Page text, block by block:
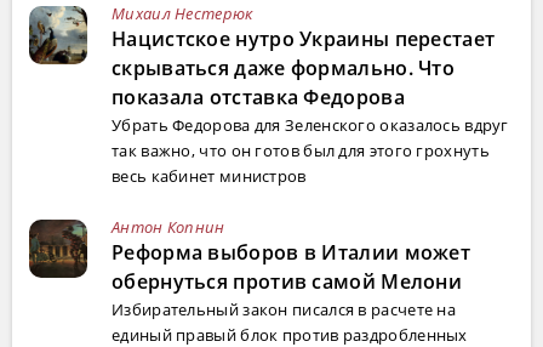
Михаил Нестерюк
Нацистское нутро Украины перестает
скрываться даже формально. Что
показала отставка Федорова
Убрать Федорова для Зеленского оказалось вдруг
так важно, что он готов был для этого грохнуть
весь кабинет министров
Антон Копнин
Реформа выборов в Италии может
обернуться против самой Мелони
Избирательный закон писался в расчете на
единый правый блок против раздробленных